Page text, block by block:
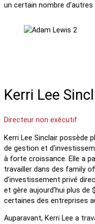
un certain nombre d'autres
Kerri Lee
Directeur non exécutif
Kerri Lee Sinclair possède
de gestion et
à forte croissance. Elle a
travailler dans des family
d'investissement privé
et gère aujourd'hui plus de
certaines des entreprises
Auparavant, Kerri Lee a